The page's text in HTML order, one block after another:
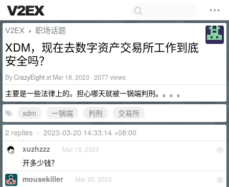
V2EX › 职场话题
XDM，现在去数字资产交易所工作到底
安全吗？
ByCrazyEightat Mar 18, 2023 · 2077 views
主要是一些法律上的。担心哪天就被一锅端判刑。。。。
xdm
一锅端 判刑
交易所
2 replies • 2023-03-20 14:33:14 +08:00
1
xuzhzzz Mar 18, 2023
开多少钱？
2
mousekiller Mar 20, 2023